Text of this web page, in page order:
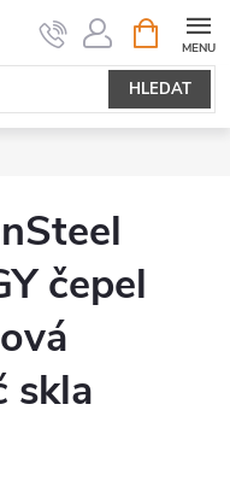
HLEDAT
NÁKUPNÍ
KOŠÍK
čepel
skla